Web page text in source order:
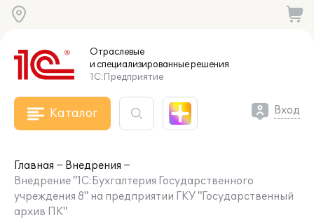
Отраслевые
и специализированныерешения
1С:Предприятие
Каталог Вход
Главная
Внедрения
Внедрение "1С:Бухгалтерия Государственного
учреждения 8" на предприятии ГКУ "Государственный
архив ПК"